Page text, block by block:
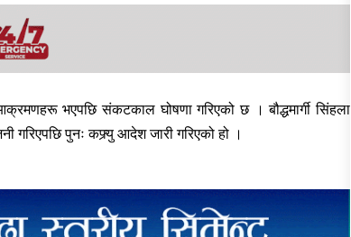
भएपछि संकटकाल घोषणा गरिएको छ । बौद्धमार्गी सिंहला
पुनः कफ्र्यु आदेश जारी गरिएको हो ।